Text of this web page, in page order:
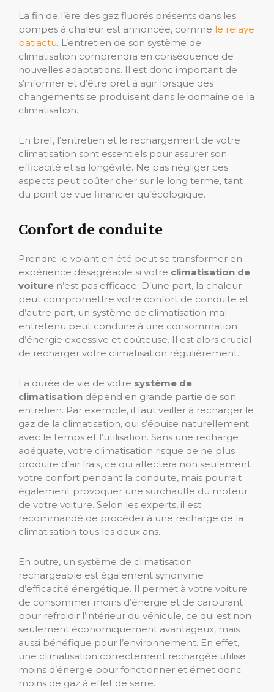
La fin de l’ère des gaz fluorés présents dans les
pompes à chaleur est annoncée, comme le relaye
batiactu. L’entretien de son système de
climatisation comprendra en conséquence de
nouvelles adaptations. Il est donc important de
s’informer et d’être prêt à agir lorsque des
changements se produisent dans le domaine de la
climatisation.
En bref, l’entretien et le rechargement de votre
climatisation sont essentiels pour assurer son
efficacité et sa longévité. Ne pas négliger ces
aspects peut coûter cher sur le long terme, tant
du point de vue financier qu’écologique.
Confort de conduite
Prendre le volant en été peut se transformer en
expérience désagréable si votre climatisation de
voiture n’est pas efficace. D’une part, la chaleur
peut compromettre votre confort de conduite et
d’autre part, un système de climatisation mal
entretenu peut conduire à une consommation
d’énergie excessive et coûteuse. Il est alors crucial
de recharger votre climatisation régulièrement.
La durée de vie de votre système de
climatisation dépend en grande partie de son
entretien. Par exemple, il faut veiller à recharger le
gaz de la climatisation, qui s’épuise naturellement
avec le temps et l’utilisation. Sans une recharge
adéquate, votre climatisation risque de ne plus
produire d’air frais, ce qui affectera non seulement
votre confort pendant la conduite, mais pourrait
également provoquer une surchauffe du moteur
de votre voiture. Selon les experts, il est
recommandé de procéder à une recharge de la
climatisation tous les deux ans.
En outre, un système de climatisation
rechargeable est également synonyme
d’efficacité énergétique. Il permet à votre voiture
de consommer moins d’énergie et de carburant
pour refroidir l’intérieur du véhicule, ce qui est non
seulement économiquement avantageux, mais
aussi bénéfique pour l’environnement. En effet,
une climatisation correctement rechargée utilise
moins d’énergie pour fonctionner et émet donc
moins de gaz à effet de serre.